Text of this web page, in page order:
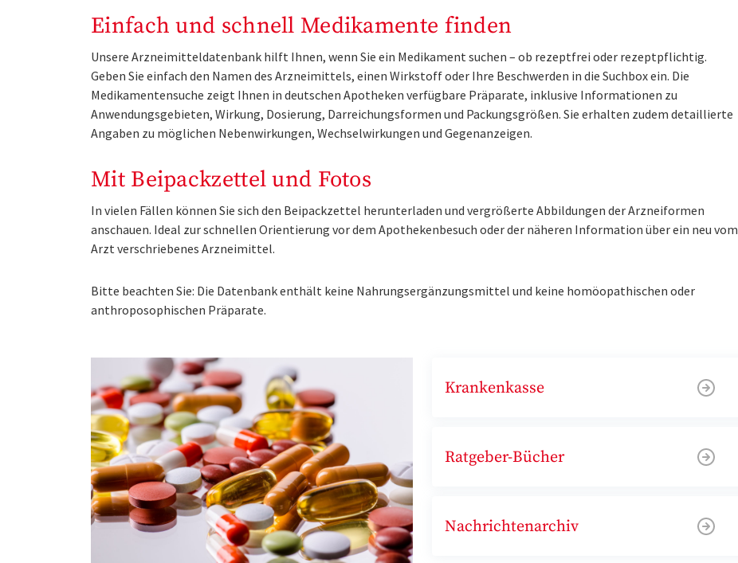
Einfach und schnell Medikamente finden
Unsere Arzneimitteldatenbank hilft Ihnen, wenn Sie ein Medikament suchen – ob rezeptfrei oder rezeptpflichtig.
Geben Sie einfach den Namen des Arzneimittels, einen Wirkstoff oder Ihre Beschwerden in die Suchbox ein. Die
Medikamentensuche zeigt Ihnen in deutschen Apotheken verfügbare Präparate, inklusive Informationen zu
Anwendungsgebieten, Wirkung, Dosierung, Darreichungsformen und Packungsgrößen. Sie erhalten zudem detaillierte
Angaben zu möglichen Nebenwirkungen, Wechselwirkungen und Gegenanzeigen.
Mit Beipackzettel und Fotos
In vielen Fällen können Sie sich den Beipackzettel herunterladen und vergrößerte Abbildungen der Arzneiformen
anschauen. Ideal zur schnellen Orientierung vor dem Apothekenbesuch oder der näheren Information über ein neu vom
Arzt verschriebenes Arzneimittel.
Bitte beachten Sie: Die Datenbank enthält keine Nahrungsergänzungsmittel und keine homöopathischen oder
anthroposophischen Präparate.
Krankenkasse
Ratgeber-Bücher
Nachrichtenarchiv